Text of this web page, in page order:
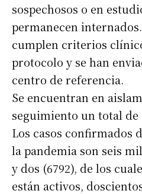
sospechosos o en
permanecen
cumplen criterios
protocolo y se han
centro de referencia.
Se encuentran en
seguimiento un total de
Los casos confirmados
la pandemia son seis
y dos (6792), de los
están activos,